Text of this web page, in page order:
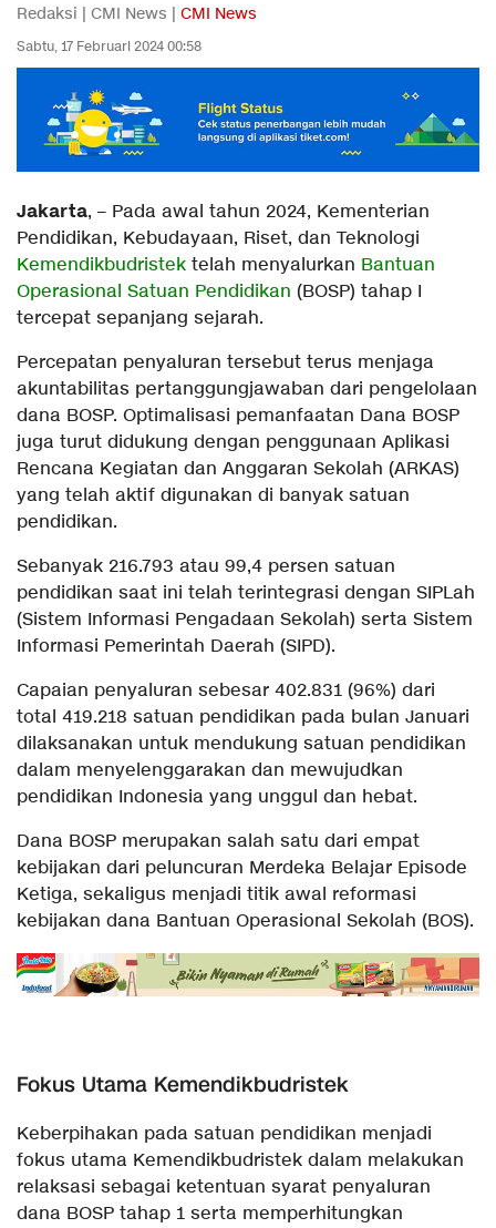
Redaksi | CMI News | CMI News
Sabtu, 17 Februari 2024 00:58
Jakarta, – Pada awal tahun 2024, Kementerian
Pendidikan, Kebudayaan, Riset, dan Teknologi
Kemendikbudristek telah menyalurkan Bantuan
Operasional Satuan Pendidikan (BOSP) tahap I
tercepat sepanjang sejarah.
Percepatan penyaluran tersebut terus menjaga
akuntabilitas pertanggungjawaban dari pengelolaan
dana BOSP. Optimalisasi pemanfaatan Dana BOSP
juga turut didukung dengan penggunaan Aplikasi
Rencana Kegiatan dan Anggaran Sekolah (ARKAS)
yang telah aktif digunakan di banyak satuan
pendidikan.
Sebanyak 216.793 atau 99,4 persen satuan
pendidikan saat ini telah terintegrasi dengan SIPLah
(Sistem Informasi Pengadaan Sekolah) serta Sistem
Informasi Pemerintah Daerah (SIPD).
Capaian penyaluran sebesar 402.831 (96%) dari
total 419.218 satuan pendidikan pada bulan Januari
dilaksanakan untuk mendukung satuan pendidikan
dalam menyelenggarakan dan mewujudkan
pendidikan Indonesia yang unggul dan hebat.
Dana BOSP merupakan salah satu dari empat
kebijakan dari peluncuran Merdeka Belajar Episode
Ketiga, sekaligus menjadi titik awal reformasi
kebijakan dana Bantuan Operasional Sekolah (BOS).
Fokus Utama Kemendikbudristek
Keberpihakan pada satuan pendidikan menjadi
fokus utama Kemendikbudristek dalam melakukan
relaksasi sebagai ketentuan syarat penyaluran
dana BOSP tahap 1 serta memperhitungkan